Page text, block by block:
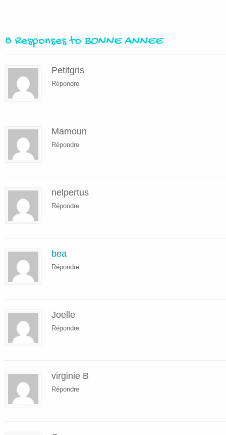
8 Responses to BONNE ANNEE
Petitgris
Répondre
Mamoun
Répondre
nelpertus
Répondre
bea
Répondre
Joelle
Répondre
virginie B
Répondre